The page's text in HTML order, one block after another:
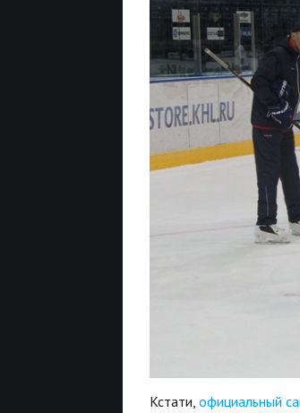
Кстати, официальный